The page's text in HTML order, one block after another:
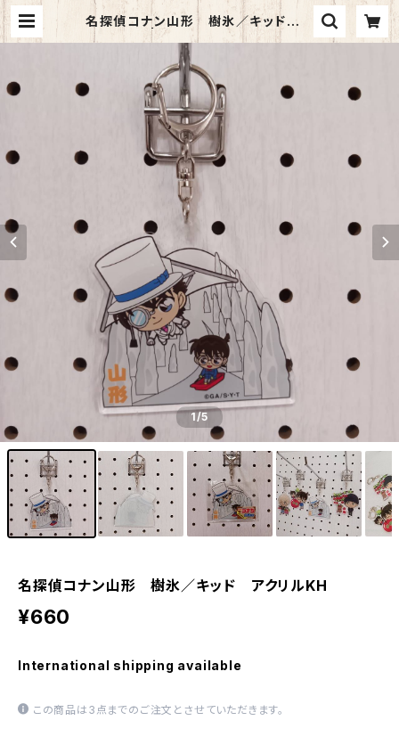
名探偵コナン山形 樹氷／キッド ア
クリルKH | TORCH-Online Shop
1/5
名探偵コナン山形 樹氷／キッド アクリルKH
¥660
International shipping available
この商品は3点までのご注文とさせていただきます。